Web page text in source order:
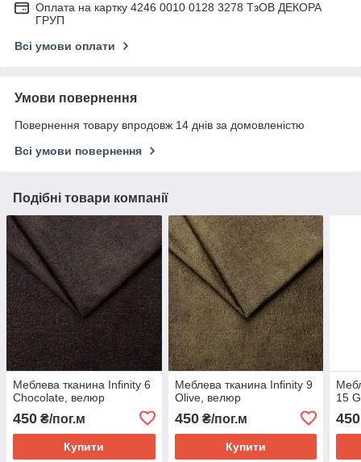
Оплата на картку 4246 0010 0128 3278 ТзОВ ДЕКОРА
ГРУП
Всі умови оплати
Умови повернення
Повернення товару впродовж 14 днів за домовленістю
Всі умови повернення
Подібні товари компанії
Меблева тканина Infinity 6
Chocolate, велюр
450 ₴/пог.м
Купити
Меблева тканина Infinity 9
Olive, велюр
450₴/пог.м
Купити
15
450